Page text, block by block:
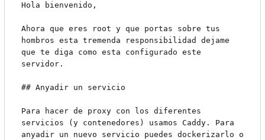
Hola bienvenido,
Ahora que eres root y que portas sobre tus
hombros esta tremenda responsibilidad dejame
que te diga como esta configurado este
servidor.
## Anyadir un servicio
Para hacer de proxy con los diferentes
servicios (y contenedores) usamos Caddy. Para
anyadir un nuevo servicio puedes dockerizarlo o